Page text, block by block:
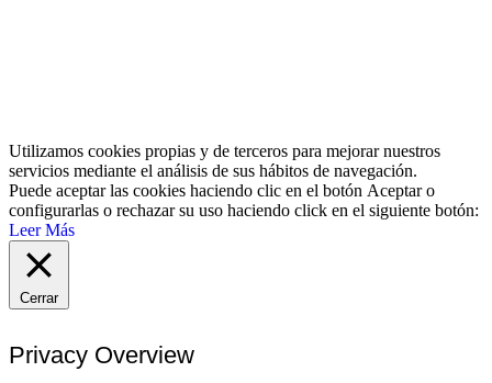
Utilizamos cookies propias y de terceros para mejorar nuestros
servicios mediante el análisis de sus hábitos de navegación.
Puede aceptar las cookies haciendo clic en el botón Aceptaro
configurarlas o rechazar su uso haciendo click en el siguiente botón:
Leer Más
Cerrar
Privacy Overview